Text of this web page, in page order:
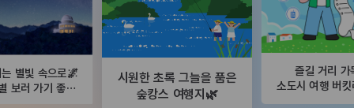
별빛 속으로🌌
보러 가기 좋은
시원한 초록 그늘을 품은
숲캉스 여행지🌿
즐길 거리 가
소도시 여행 버킷